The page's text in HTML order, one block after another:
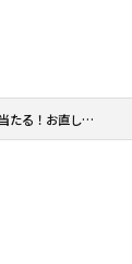
たる！お直し…